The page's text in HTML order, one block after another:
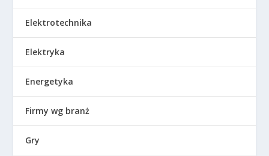
Elektrotechnika
Elektryka
Energetyka
Firmy wg branż
Gry